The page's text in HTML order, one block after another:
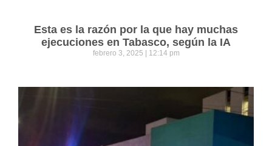
Esta es la razón por la que hay muchas
ejecuciones en Tabasco, según la IA
febrero 3, 2025 12:14 pm